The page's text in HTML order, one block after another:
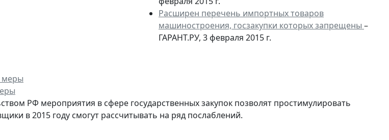
Расширен перечень импортных товаров
машиностроения, госзакупки которых запрещены –
ГАРАНТ.РУ, 3 февраля 2015 г.
РФ мероприятия в сфере государственных закупок позволят простимулировать
в 2015 году смогут рассчитывать на ряд послаблений.